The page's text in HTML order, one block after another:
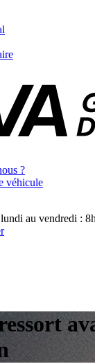
?
véhicule
au vendredi :